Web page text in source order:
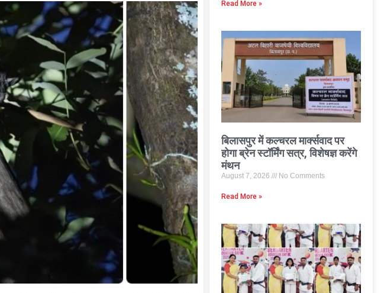
Read More »
बिलासपुर में कल्चरल मार्क्सवाद पर
होगा ब्रेन स्टॉर्मिंग सत्र, विशेषज्ञ करेंगे
मंथन
August 7, 2026 No Comments
Read More »